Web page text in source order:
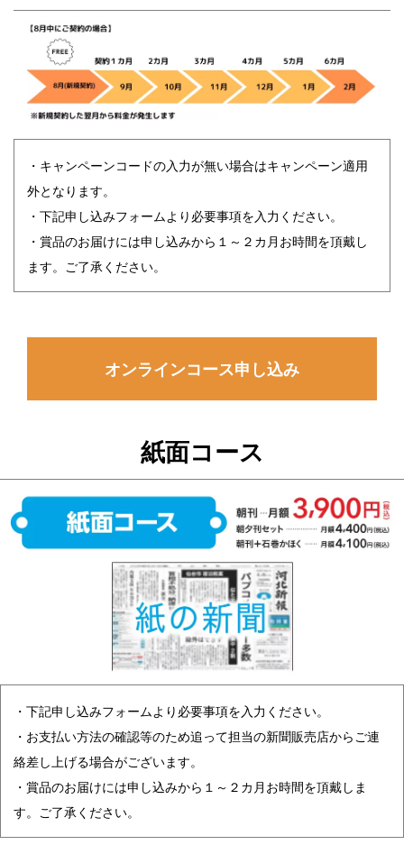
・キャンペーンコードの入力が無い場合はキャンペーン適用
外となります。
・下記申し込みフォームより必要事項を入力ください。
・賞品のお届けには申し込みから１～２カ月お時間を頂戴し
ます。ご了承ください。
オンラインコース申し込み
紙面コース
・下記申し込みフォームより必要事項を入力ください。
・お支払い方法の確認等のため追って担当の新聞販売店からご連
絡差し上げる場合がございます。
・賞品のお届けには申し込みから１～２カ月お時間を頂戴しま
す。ご了承ください。